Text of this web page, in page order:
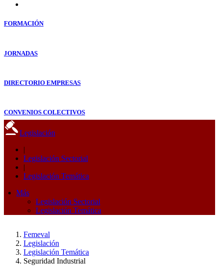
FORMACIÓN
JORNADAS
DIRECTORIO EMPRESAS
CONVENIOS COLECTIVOS
Legislación
|
Legislación Sectorial
|
Legislación Temática
Más
Legislación Sectorial
Legislación Temática
Femeval
Legislación
Legislación Temática
Seguridad Industrial